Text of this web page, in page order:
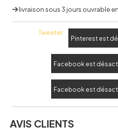
livraison sous 3 jours ouvrable
Tweeter
Pinterest est
Facebook est
Facebook est
AVIS CLIENTS